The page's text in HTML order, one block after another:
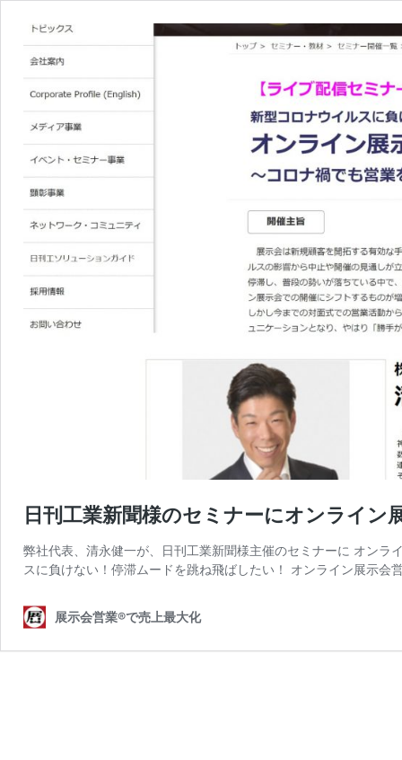
日刊工業新聞様のセミナーにオンライン
弊社代表、清永健一が、日刊工業新聞様主催のセミナーに オン
スに負けない！停滞ムードを跳ね飛ばしたい！ オンライン展示会
展示会営業®で売上最大化